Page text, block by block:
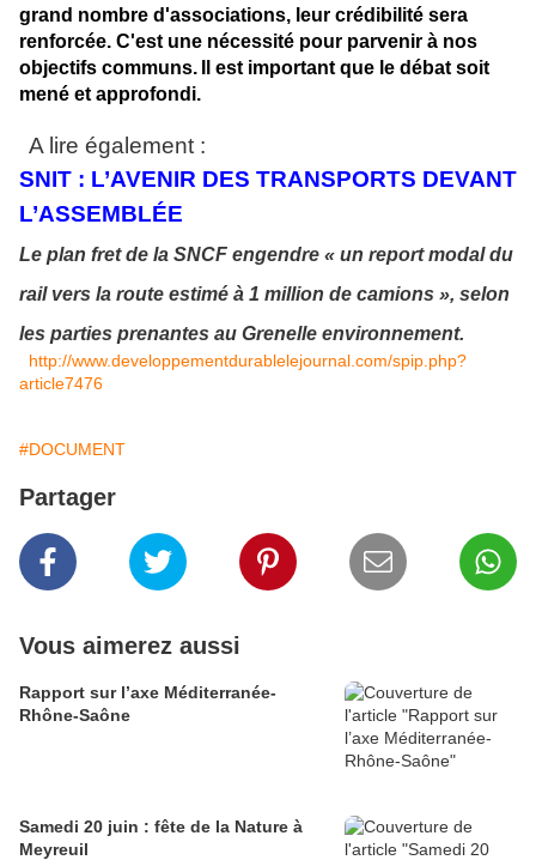
grand nombre d'associations, leur crédibilité sera
renforcée. C'est une nécessité pour parvenir à nos
objectifs communs.
Il est important que le débat soit
mené et approfondi.
A lire également :
SNIT : L’AVENIR DES TRANSPORTS DEVANT
L’ASSEMBLÉE
Le plan fret de la SNCF engendre « un report modal du
rail vers la route estimé à 1 million de camions », selon
les parties prenantes au Grenelle environnement.
http://www.developpementdurablelejournal.com/spip.php?
article7476
#DOCUMENT
Partager
Vous aimerez aussi
Rapport sur l’axe Méditerranée-
Rhône-Saône
Samedi 20 juin : fête de la Nature à
Meyreuil